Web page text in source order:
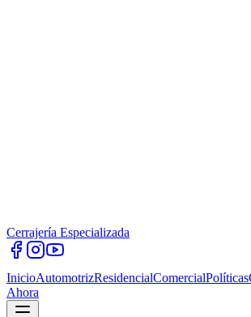
Cerrajería Especializada
InicioAutomotrizResidencialComercialPolíticas
Ahora